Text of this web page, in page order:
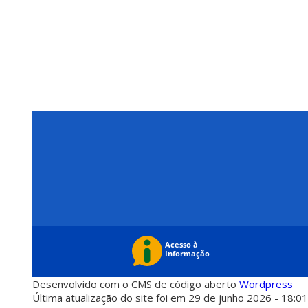
Desenvolvido com o CMS de código aberto Wordpress
Última atualização do site foi em 29 de junho 2026 -